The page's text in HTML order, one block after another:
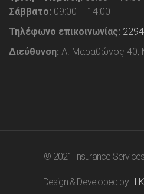
Σάββατο: 09:00 – 14:00
Τηλέφωνο επικοινωνίας:
Διεύθυνση: Λ. Μαραθώνος 40,
© 2021 Insurance
Design & Developed by